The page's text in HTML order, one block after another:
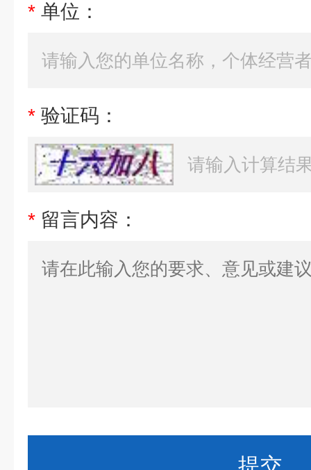
* 单位：
* 验证码：
* 留言内容：